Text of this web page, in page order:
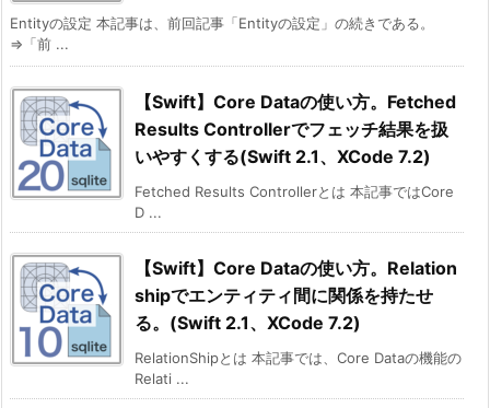
Entityの設定 本記事は、前回記事「Entityの設定」の続きである。
⇒「前 ...
【Swift】Core Dataの使い方。Fetched
Results Controllerでフェッチ結果を扱
いやすくする(Swift 2.1、XCode 7.2)
Fetched Results Controllerとは 本記事ではCore
D ...
【Swift】Core Dataの使い方。Relation
shipでエンティティ間に関係を持たせ
る。(Swift 2.1、XCode 7.2)
RelationShipとは 本記事では、Core Dataの機能の
Relati ...